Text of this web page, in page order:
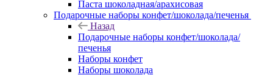
Паста шоколадная/арахисовая
Подарочные наборы конфет/шоколада/печенья
Назад
Подарочные наборы конфет/шоколада/
печенья
Наборы конфет
Наборы шоколада